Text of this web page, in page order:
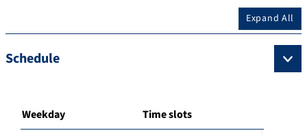
Expand All
Schedule
Weekday Time slots